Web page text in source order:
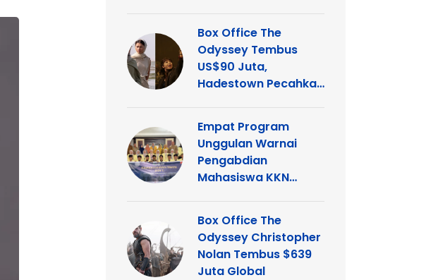
dan Kristen di
Yerusalem
Box Office The
Odyssey Tembus
US$90 Juta,
Hadestown Pecahkan
Empat Program
Unggulan Warnai
Pengabdian
Mahasiswa KKN
Kelurahan Ganting
Box Office The
Odyssey Christopher
Nolan Tembus $639
Juta Global